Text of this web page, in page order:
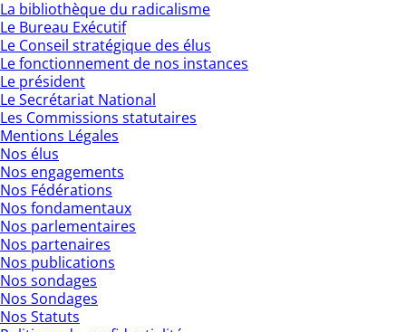
La bibliothèque du radicalisme
Le Bureau Exécutif
Le Conseil stratégique des élus
Le fonctionnement de nos instances
Le président
Le Secrétariat National
Les Commissions statutaires
Mentions Légales
Nos élus
Nos engagements
Nos Fédérations
Nos fondamentaux
Nos parlementaires
Nos partenaires
Nos publications
Nos sondages
Nos Sondages
Nos Statuts